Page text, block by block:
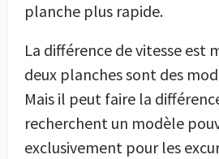
planche plus rapide.
La différence de vitesse est
deux planches sont des
Mais il peut faire la
recherchent un modèle
exclusivement pour les